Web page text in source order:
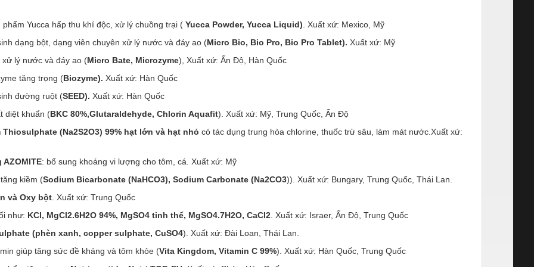
phẩm Yucca hấp thu khí độc, xử lý chuồng trại ( Yucca Powder, Yucca Liquid) . Xuất xứ: Mexico, Mỹ
dạng bột, dạng viên chuyên xử lý nước và đáy ao (Micro Bio, Bio Pro, Bio Pro Tablet). Xuất xứ: Mỹ
xử lý nước và đáy ao (Micro Bate, Microzyme), Xuất xứ: Ấn Độ, Hàn Quốc
tăng trọng (Biozyme). Xuất xứ: Hàn Quốc
đường ruột (SEED). Xuất xứ: Hàn Quốc
diệt khuẩn (BKC 80%,Glutaraldehyde, Chlorin Aquafit). Xuất xứ: Mỹ, Trung Quốc, Ấn Độ
Thiosulphate (Na2S2O3) 99% hạt lớn và hạt nhỏ có tác dụng trung hòa chlorine, thuốc trừ sâu, làm mát nước.Xuất xứ:
AZOMITE: bổ sung khoáng vi lượng cho tôm, cá. Xuất xứ: Mỹ
kiềm (Sodium Bicarbonate (NaHCO3), Sodium Carbonate (Na2CO3)). Xuất xứ: Bungary, Trung Quốc, Thái Lan.
và Oxy bột . Xuất xứ: Trung Quốc
như: KCl, MgCl2.6H2O 94%, MgSO4 tinh thể, MgSO4.7H2O, CaCl2 . Xuất xứ: Israer, Ấn Độ, Trung Quốc
(phèn xanh, copper sulphate, CuSO4). Xuất xứ: Đài Loan, Thái Lan.
giúp tăng sức đề kháng và tôm khỏe (Vita Kingdom, Vitamin C 99%). Xuất xứ: Hàn Quốc, Trung Quốc